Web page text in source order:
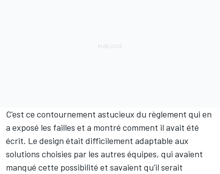
C'est ce contournement astucieux du règlement qui en
a exposé les failles et a montré comment il avait été
écrit. Le design était difficilement adaptable aux
solutions choisies par les autres équipes, qui avaient
manqué cette possibilité et savaient qu'il serait